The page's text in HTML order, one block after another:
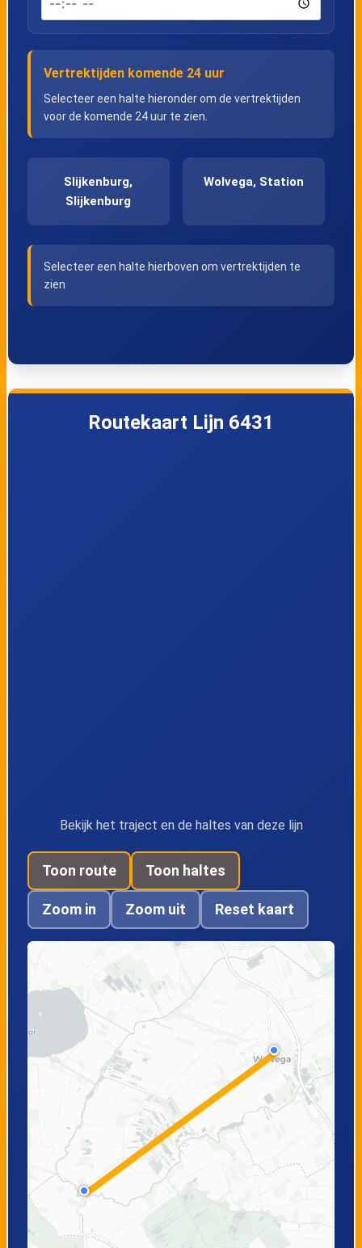
Vertrektijden komende 24 uur
Selecteer een halte hieronder om de vertrektijden
voor de komende 24 uur te zien.
Slijkenburg,
Slijkenburg
Wolvega, Station
Selecteer een halte hierboven om vertrektijden te
zien
Routekaart Lijn 6431
Bekijk het traject en de haltes van deze lijn
Toon route Toon haltes
Zoom in Zoom uit Reset kaart